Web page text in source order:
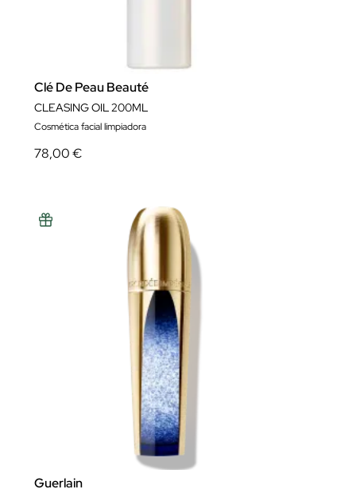
Clé De Peau Beauté
CLEASING OIL 200ML
Cosmética facial limpiadora
78,00 €
Guerlain